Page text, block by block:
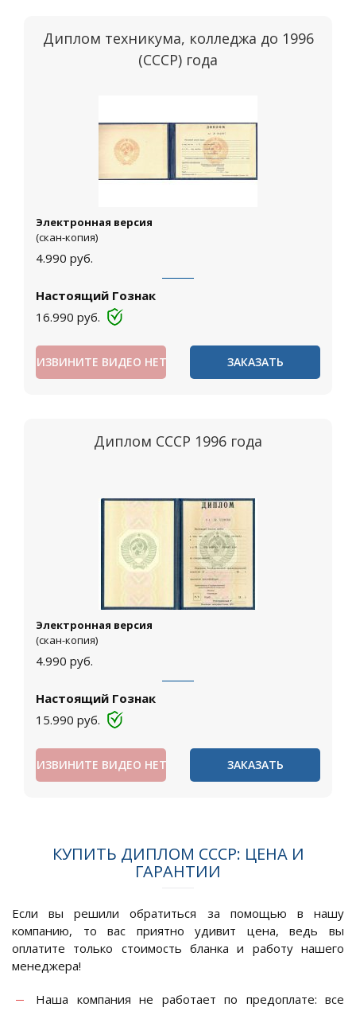
Диплом техникума, колледжа до 1996
(СССР) года
Электронная версия
(скан-копия)
4.990 руб.
Настоящий Гознак
16.990 руб.
ИЗВИНИТЕ ВИДЕО НЕТ ЗАКАЗАТЬ
Диплом СССР 1996 года
Электронная версия
(скан-копия)
4.990 руб.
Настоящий Гознак
15.990 руб.
ИЗВИНИТЕ ВИДЕО НЕТ ЗАКАЗАТЬ
КУПИТЬ ДИПЛОМ СССР: ЦЕНА И
ГАРАНТИИ
Если вы решили обратиться за помощью в нашу
компанию, то вас приятно удивит цена, ведь вы
оплатите только стоимость бланка и работу нашего
менеджера!
Наша компания не работает по предоплате: все